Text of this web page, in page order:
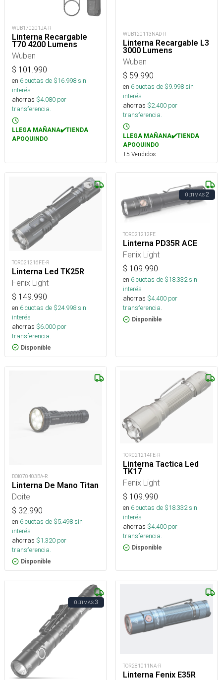
WUB170201JA-R
Linterna Recargable
T70 4200 Lumens
Wuben
$ 101.990
en 6cuotas de $16.998sin
interés
ahorras $4.080 por
transferencia.
LLEGA MAÑANA✔️TIENDA
APOQUINDO
WUB120113NAD-R
Linterna Recargable L3
3000 Lumens
Wuben
$ 59.990
en 6cuotas de $9.998sin
interés
ahorras $2.400 por
transferencia.
LLEGA MAÑANA✔️TIENDA
APOQUINDO
+5 Vendidos
TOR021216FE-R
Linterna Led TK25R
Fenix Light
$ 149.990
en 6cuotas de $24.998sin
interés
ahorras $6.000 por
transferencia.
Disponible
ÚLTIMAS2
TOR021212FE
Linterna PD35R ACE
Fenix Light
$ 109.990
en 6cuotas de $18.332sin
interés
ahorras $4.400 por
transferencia.
Disponible
DOI070403BA-R
Linterna De Mano Titan
Doite
$ 32.990
en 6cuotas de $5.498sin
interés
ahorras $1.320 por
transferencia.
Disponible
TOR021214FE-R
Linterna Tactica Led
TK17
Fenix Light
$ 109.990
en 6cuotas de $18.332sin
interés
ahorras $4.400 por
transferencia.
Disponible
ÚLTIMAS3
TOR281011NA-R
Linterna Fenix E35R